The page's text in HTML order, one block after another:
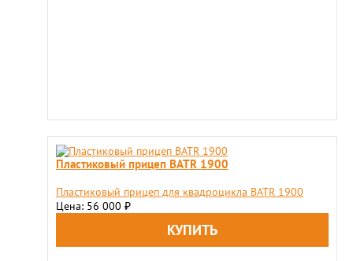
Пластиковый прицеп BATR 1900
Пластиковый прицеп для квадроцикла BATR 1900
Цена: 56 000 ₽